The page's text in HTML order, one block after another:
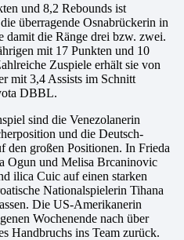
und 8,2 Rebounds ist
überragende Osnabrückerin in
damit die Ränge drei bzw. zwei.
mit 17 Punkten und 10
Zuspiele erhält sie von
mit 3,4 Assists im Schnitt
DBBL.
sind die Venezolanerin
und die Deutsch-
großen Positionen. In Frieda
Ogun und Melisa Brcaninovic
ilica Cuic auf einen starken
Nationalspielerin Tihana
Die US-Amerikanerin
Wochenende nach über
Handbruchs ins Team zurück.